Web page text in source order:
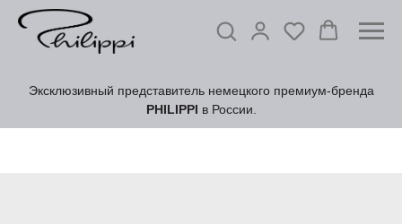
Эксклюзивный представитель немецкого премиум-бренда
PHILIPPI в России.